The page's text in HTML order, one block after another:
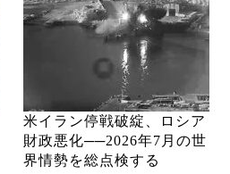
米イラン停戦破綻、ロシア
財政悪化──2026年7月の世
界情勢を総点検する